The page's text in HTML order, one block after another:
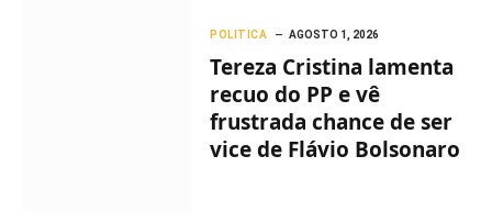
POLITICA AGOSTO 1, 2026
Tereza Cristina lamenta
recuo do PP e vê
frustrada chance de ser
vice de Flávio Bolsonaro